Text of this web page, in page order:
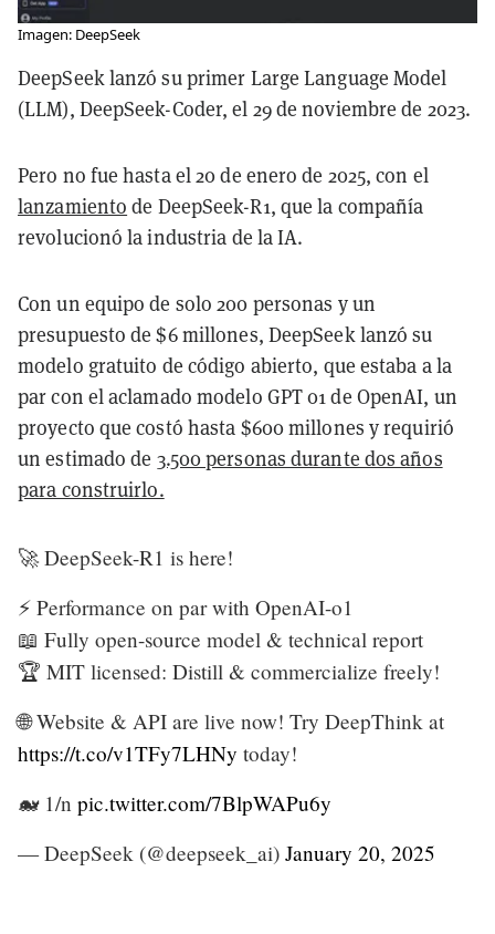
Imagen: DeepSeek
DeepSeek lanzó su primer Large Language Model
(LLM), DeepSeek-Coder, el 29 de noviembre de 2023.
Pero no fue hasta el 20 de enero de 2025, con el
lanzamiento de DeepSeek-R1, que la compañía
revolucionó la industria de la IA.
Con un equipo de solo 200 personas y un
presupuesto de $6 millones, DeepSeek lanzó su
modelo gratuito de código abierto, que estaba a la
par con el aclamado modelo GPT 01 de OpenAI, un
proyecto que costó hasta $600 millones y requirió
un estimado de 3.500 personas durante dos años
para construirlo.
🚀 DeepSeek-R1 is here!
⚡ Performance on par with OpenAI-o1
📖 Fully open-source model & technical report
🏆 MIT licensed: Distill & commercialize freely!
🌐 Website & API are live now! Try DeepThink at
https://t.co/v1TFy7LHNy today!
🐋 1/n pic.twitter.com/7BlpWAPu6y
— DeepSeek (@deepseek_ai) January 20, 2025